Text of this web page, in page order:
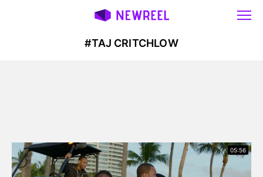
#TAJ CRITCHLOW
05:56